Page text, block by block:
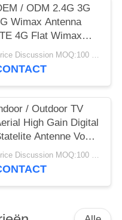
/ ODM 2.4G 3G
Wimax Antenna
4G Flat Wimax
Externe Price Discussion MOQ:100 stuks
/ Outdoor TV
High Gain Digital
Antenne Voor
/ UHF TV-signalenPrice Discussion MOQ:100 stuks